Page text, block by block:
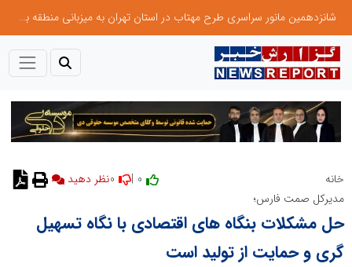
شانزدهمین مانور سراسری طرح مهتاب در استان تهران به میزبانی منطقه برق لواسان
خانه
مدیرکل صمت فارس؛
حل مشکلات بنگاه های اقتصادی با نگاه تسهیل
گری و حمایت از تولید است